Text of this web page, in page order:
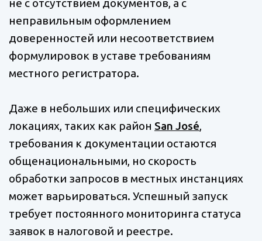
не с отсутствием документов, а с
неправильным оформлением
доверенностей или несоответствием
формулировок в уставе требованиям
местного регистратора.
Даже в небольших или специфических
локациях, таких как район San José,
требования к документации остаются
общенациональными, но скорость
обработки запросов в местных инстанциях
может варьироваться. Успешный запуск
требует постоянного мониторинга статуса
заявок в налоговой и реестре.